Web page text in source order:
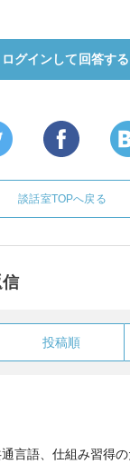
ログインして回答する
談話室TOPへ戻る
投稿順
言語、仕組み習得の